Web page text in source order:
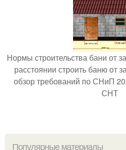
Нормы строительства бани от
расстоянии строить баню от
обзор требований по СНиП
СНТ
Популярные материалы